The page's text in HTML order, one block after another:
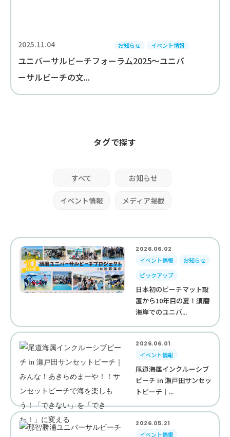
2025.11.04 お知らせ イベント情報
ユニバーサルビーチフォーラム2025～ユニバ
ーサルビーチの文...
タグで探す
すべて お知らせ
イベント情報 メディア掲載
2026.06.02
イベント情報
お知らせ
ピックアップ
日本初のビーチマット設
置から10年目の夏！須磨
海岸でのユニバ...
2026.06.01
イベント情報
尾道海属インクルーシブ
ビーチ in 瀬戸田サンセッ
トビーチ｜...
2026.05.21
イベント情報